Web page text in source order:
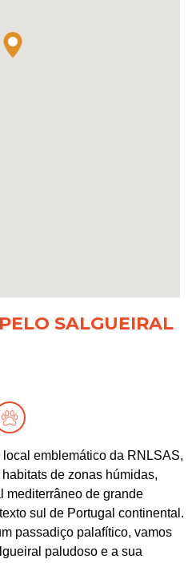
SALGUEIRAL
emblemático da RNLSAS,
de zonas húmidas,
mediterrâneo de grande
sul de Portugal continental.
passadiço palafítico, vamos
paludoso e a sua